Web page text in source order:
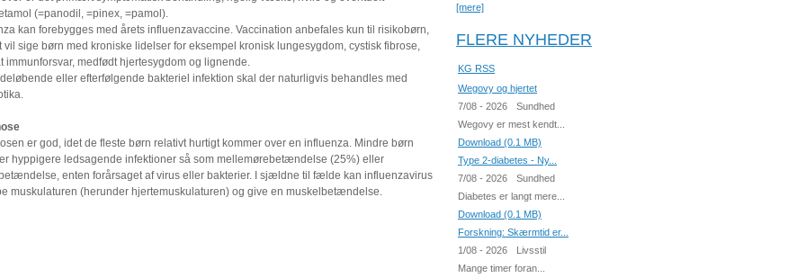
(=panodil, =pinex, =pamol).
kan forebygges med årets influenzavaccine. Vaccination anbefales kun til risikobørn,
vil sige børn med kroniske lidelser for eksempel kronisk lungesygdom, cystisk fibrose,
immunforsvar, medfødt hjertesygdom og lignende.
eller efterfølgende bakteriel infektion skal der naturligvis behandles med
er god, idet de fleste børn relativt hurtigt kommer over en influenza. Mindre børn
hyppigere ledsagende infektioner så som mellemørebetændelse (25%) eller
enten forårsaget af virus eller bakterier. I sjældne til fælde kan influenzavirus
muskulaturen (herunder hjertemuskulaturen) og give en muskelbetændelse.
[mere]
FLERE NYHEDER
KG RSS
Wegovy og hjertet
7/08 - 2026
Sundhed
Wegovy er mest kendt...
Download (0.1 MB)
Type 2-diabetes - Ny...
7/08 - 2026
Sundhed
Diabetes er langt mere...
Download (0.1 MB)
Forskning: Skærmtid er...
1/08 - 2026
Livsstil
Mange timer foran...